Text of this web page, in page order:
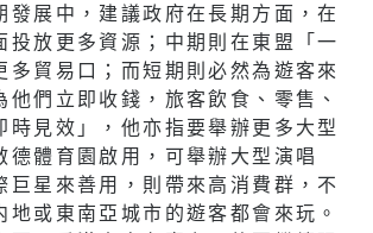
發展中，建議政府在長期方面，在
投放更多資源；中期則在東盟「一
多貿易口；而短期則必然為遊客來
他們立即收錢，旅客飲食、零售、
時見效」，他亦指要舉辦更多大型
德體育園啟用，可舉辦大型演唱
巨星來善用，則帶來高消費群，不
地或東南亞城市的遊客都會來玩。